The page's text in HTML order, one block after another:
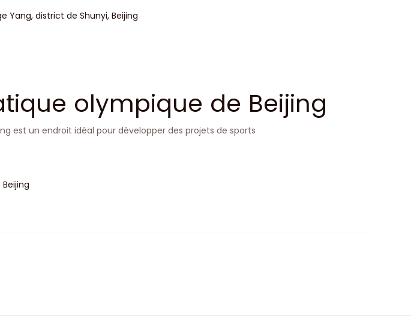
Yang, district de Shunyi, Beijing
olympique de Beijing
est un endroit idéal pour développer des projets de sports